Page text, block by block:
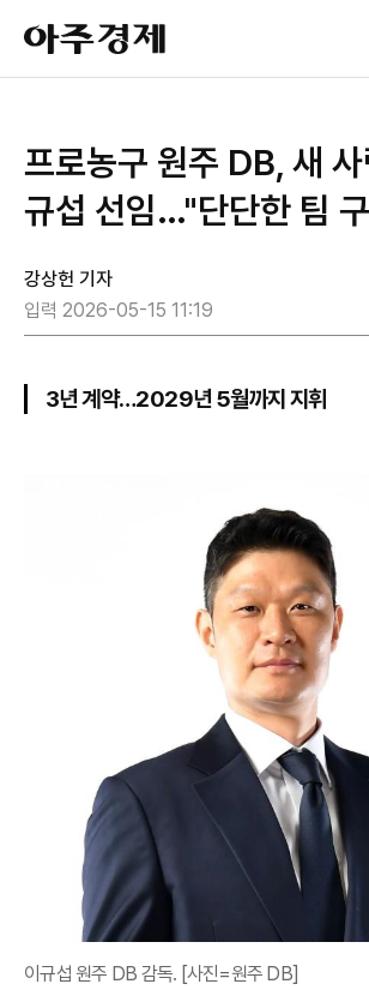
아
주
경
프로농구 원주 DB, 새 사
규섭 선임…"단단한 팀
강상헌 기자
입력 2026-05-15 11:19
3년 계약…2029년 5월까지 지휘
이규섭 원주 DB 감독. [사진=원주 DB]